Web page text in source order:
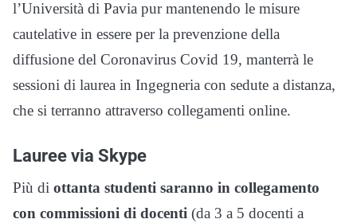
l’Università di Pavia pur mantenendo le misure
cautelative in essere per la prevenzione della
diffusione del Coronavirus Covid 19, manterrà le
sessioni di laurea in Ingegneria con sedute a distanza,
che si terranno attraverso collegamenti online.
Lauree via Skype
Più di ottanta studenti saranno in collegamento
con commissioni di docenti (da 3 a 5 docenti a